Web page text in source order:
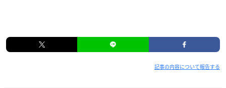
記事の内容について報告する